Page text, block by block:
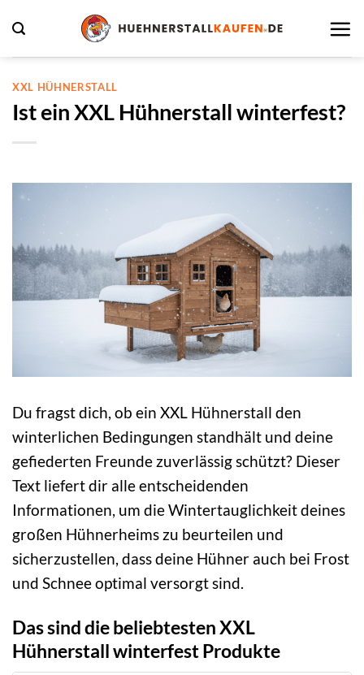
Inhalt
springen
XXL HÜHNERSTALL
Ist ein XXL Hühnerstall winterfest?
Du fragst dich, ob ein XXL Hühnerstall den
winterlichen Bedingungen standhält und deine
gefiederten Freunde zuverlässig schützt? Dieser
Text liefert dir alle entscheidenden
Informationen, um die Wintertauglichkeit deines
großen Hühnerheims zu beurteilen und
sicherzustellen, dass deine Hühner auch bei Frost
und Schnee optimal versorgt sind.
Das sind die beliebtesten XXL
Hühnerstall winterfest Produkte